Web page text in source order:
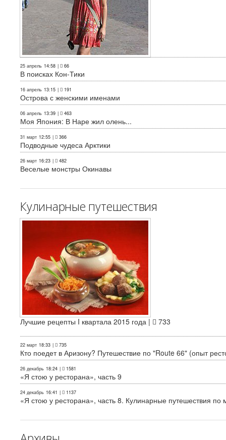
25 апрель 14:58 | 66
В поисках Кон-Тики
16 апрель 13:15 | 191
Острова с женскими именами
06 апрель 13:39 | 463
Моя Япония: В Наре жил олень...
31 март 12:55 | 366
Подводные чудеса Арктики
26 март 16:23 | 482
Веселые монстры Окинавы
Кулинарные путешествия
Лучшие рецепты I квартала 2015 года | 733
22 март 18:33 | 735
Кто поедет в Аризону? Путешествие по "Route 66" (опыт
26 декабрь 18:24 | 1581
«Я стою у ресторана», часть 9
24 декабрь 16:41 | 1137
«Я стою у ресторана», часть 8. Кулинарные путешествия по